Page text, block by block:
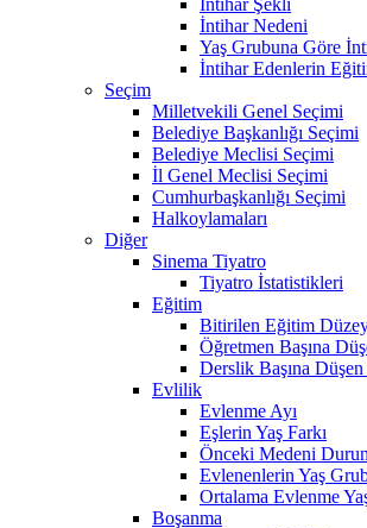
İntihar Nedeni
Yaş Grubuna Göre
İntihar Edenlerin
Seçim
Milletvekili Genel Seçimi
Belediye Başkanlığı Seçimi
Belediye Meclisi Seçimi
İl Genel Meclisi Seçimi
Cumhurbaşkanlığı Seçimi
Halkoylamaları
Diğer
Sinema Tiyatro
Tiyatro İstatistikleri
Eğitim
Bitirilen Eğitim
Öğretmen Başına
Derslik Başına Düşen
Evlilik
Evlenme Ayı
Eşlerin Yaş Farkı
Önceki Medeni
Evlenenlerin Yaş
Ortalama Evlenme
Boşanma